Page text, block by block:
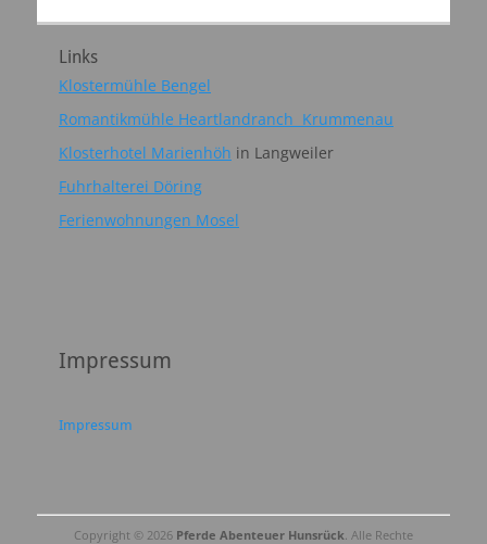
Links
Klostermühle Bengel
Romantikmühle Heartlandranch Krummenau
Klosterhotel Marienhöh in Langweiler
Fuhrhalterei Döring
Ferienwohnungen Mosel
Impressum
Impressum
Copyright © 2026 Pferde Abenteuer Hunsrück . Alle Rechte